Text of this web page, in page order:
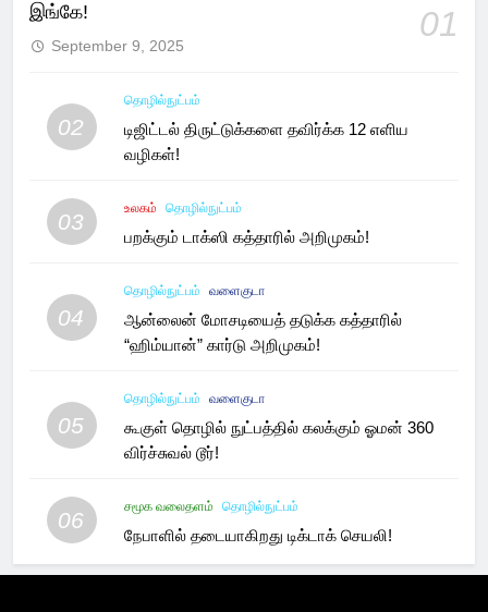
இங்கே!
01
September 9, 2025
02
தொழில்நுட்பம்
டிஜிட்டல் திருட்டுக்களை தவிர்க்க 12 எளிய
வழிகள்!
03
உலகம் தொழில்நுட்பம்
பறக்கும் டாக்ஸி கத்தாரில் அறிமுகம்!
04
தொழில்நுட்பம் வளைகுடா
ஆன்லைன் மோசடியைத் தடுக்க கத்தாரில்
“ஹிம்யான்” கார்டு அறிமுகம்!
05
தொழில்நுட்பம் வளைகுடா
கூகுள் தொழில் நுட்பத்தில் கலக்கும் ஓமன் 360
விர்ச்சுவல் டூர்!
06
சமூக வலைதளம் தொழில்நுட்பம்
நேபாளில் தடையாகிறது டிக்டாக் செயலி!